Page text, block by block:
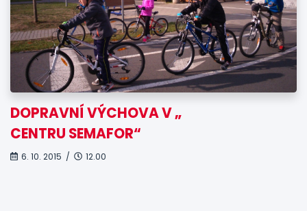
DOPRAVNÍ VÝCHOVA V „
CENTRU SEMAFOR“
6. 10. 2015 / 12.00